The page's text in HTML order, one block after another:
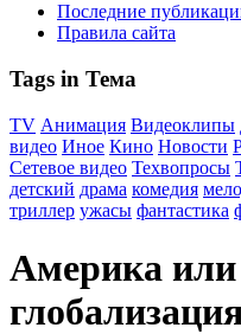
Последние
Правила сайта
Tags in Тема
TV Анимация Видеоклипы
видео Иное Кино Новости
Сетевое видео Техвопросы
детский драма комедия
триллер ужасы фантастика
Америка